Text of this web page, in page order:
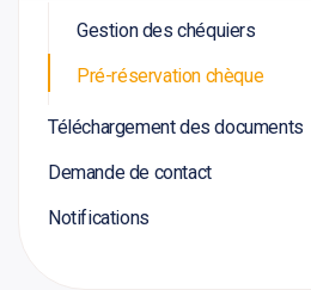
Gestion des chéquiers
Pré-réservation chèque
Téléchargement des documents
Demande de contact
Notifications